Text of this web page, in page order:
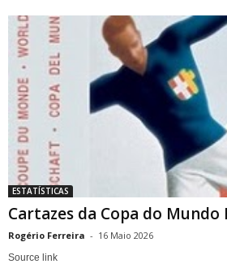
ESTATÍSTICAS
Cartazes da Copa do Mundo
Rogério Ferreira - 16 Maio 2026
Source link